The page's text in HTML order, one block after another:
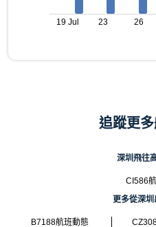
19 Jul 23 26
追蹤更
深圳飛往
CI586
更多從深
B7188航班動態